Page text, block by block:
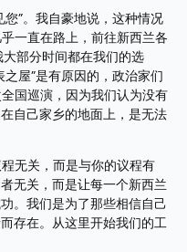
”。我自豪地说，这种情况
一直在路上，前往新西兰各
部分时间都在我们的选
屋”是有原因的，政治家们
国巡演，因为我们认为没有
自己家乡的地面上，是无法
无关，而是与你的议程有
无关，而是让每一个新西兰
。我们是为了那些相信自己
存在。从这里开始我们的工